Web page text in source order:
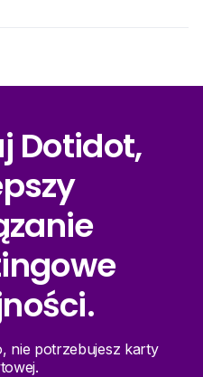
Dotidot,
nie potrzebujesz karty